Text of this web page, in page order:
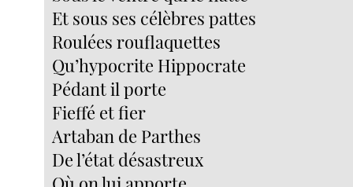
Et sous ses célèbres pattes
Roulées rouflaquettes
Qu’hypocrite Hippocrate
Pédant il porte
Fieffé et fier
Artaban de Parthes
De l’état désastreux